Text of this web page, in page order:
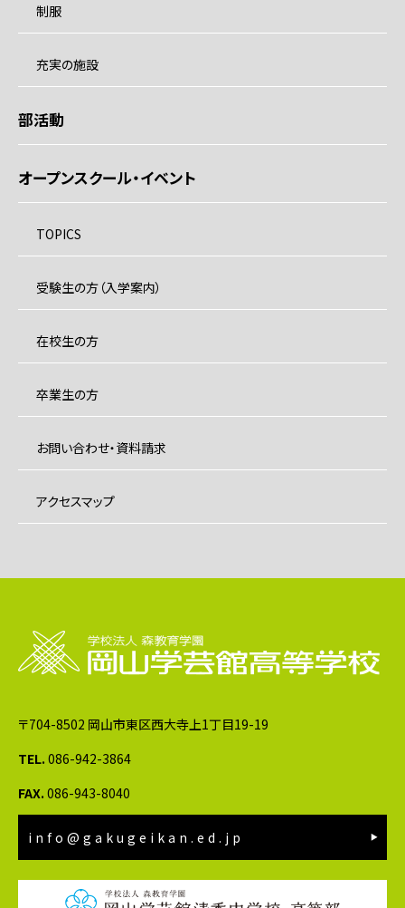
制服
充実の施設
部活動
オープンスクール・イベント
TOPICS
受験生の方（入学案内）
在校生の方
卒業生の方
お問い合わせ・資料請求
アクセスマップ
〒704-8502 岡山市東区西大寺上1丁目19-19
TEL. 086-942-3864
FAX. 086-943-8040
info@gakugeikan.ed.jp